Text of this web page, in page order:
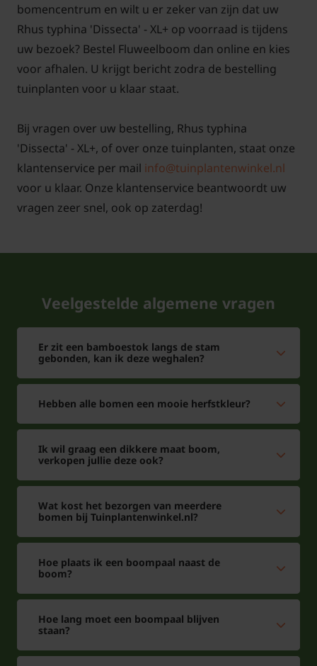
bomencentrum en wilt u er zeker van zijn dat uw
Rhus typhina 'Dissecta' - XL+ op voorraad is tijdens
uw bezoek? Bestel Fluweelboom dan online en kies
voor afhalen. U krijgt bericht zodra de bestelling
tuinplanten voor u klaar staat.
Bij vragen over uw bestelling, Rhus typhina
'Dissecta' - XL+, of over onze tuinplanten, staat onze
klantenservice per mail info@tuinplantenwinkel.nl
voor u klaar. Onze klantenservice beantwoordt uw
vragen zeer snel, ook op zaterdag!
Veelgestelde algemene vragen
Er zit een bamboestok langs de stam
gebonden, kan ik deze weghalen?
Hebben alle bomen een mooie herfstkleur?
Ik wil graag een dikkere maat boom,
verkopen jullie deze ook?
Wat kost het bezorgen van meerdere
bomen bij Tuinplantenwinkel.nl?
Hoe plaats ik een boompaal naast de
boom?
Hoe lang moet een boompaal blijven
staan?